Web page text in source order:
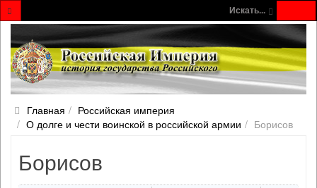
Искать...
Главная
Российская империя
О долге и чести воинской в российской армии
Борисов
Борисов